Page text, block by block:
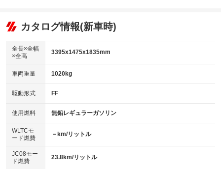
リフトアップ
：装備なし
：装備なし
パワーウィンドウ
アイドリングストップ
：装備あり
USB入力端子
：装備あり
100V電源
：装備なし
センターデフロック
：装備なし
電動格納ミラー
：装備あり
ビジュアル：-／DVD再生
：装備あり
アルミホイール：15インチ
：装備あり
HID(キセノンライト)
バックカメラ
エアロ
：装備なし
ローダウン
：装備なし
カタログ情報(新車時)
全長×全幅
×全高
3395x1475x1835mm
車両重量 1020kg
駆動形式 FF
使用燃料 無鉛レギュラーガソリン
WLTCモ
ード燃費
－km/リットル
JC08モー
ド燃費
23.8km/リットル